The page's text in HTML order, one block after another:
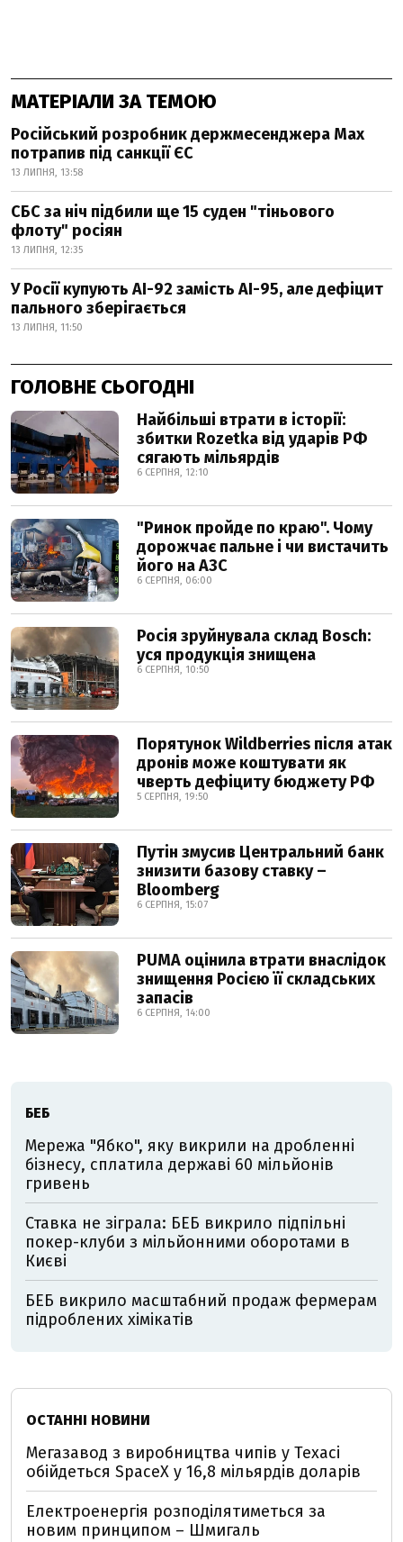
МАТЕРІАЛИ ЗА ТЕМОЮ
Російський розробник держмесенджера Max
потрапив під санкції ЄС
13 ЛИПНЯ, 13:58
СБС за ніч підбили ще 15 суден "тіньового
флоту" росіян
13 ЛИПНЯ, 12:35
У Росії купують АІ-92 замість АІ-95, але дефіцит
пального зберігається
13 ЛИПНЯ, 11:50
ГОЛОВНЕ СЬОГОДНІ
Найбільші втрати в історії:
збитки Rozetka від ударів РФ
сягають мільярдів
6 СЕРПНЯ, 12:10
"Ринок пройде по краю". Чому
дорожчає пальне і чи вистачить
його на АЗС
6 СЕРПНЯ, 06:00
Росія зруйнувала склад Bosch:
уся продукція знищена
6 СЕРПНЯ, 10:50
Порятунок Wildberries після атак
дронів може коштувати як
чверть дефіциту бюджету РФ
5 СЕРПНЯ, 19:50
Путін змусив Центральний банк
знизити базову ставку –
Bloomberg
6 СЕРПНЯ, 15:07
PUMA оцінила втрати внаслідок
знищення Росією її складських
запасів
6 СЕРПНЯ, 14:00
БЕБ
Мережа "Ябко", яку викрили на дробленні
бізнесу, сплатила державі 60 мільйонів
гривень
Ставка не зіграла: БЕБ викрило підпільні
покер-клуби з мільйонними оборотами в
Києві
БЕБ викрило масштабний продаж фермерам
підроблених хімікатів
ОСТАННІ НОВИНИ
Мегазавод з виробництва чипів у Техасі
обійдеться SpaceX у 16,8 мільярдів доларів
Електроенергія розподілятиметься за
новим принципом – Шмигаль